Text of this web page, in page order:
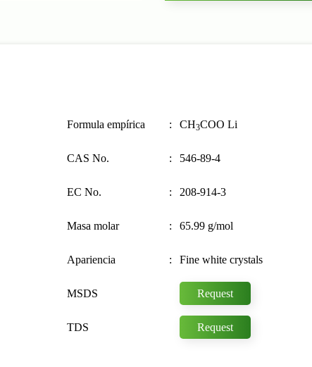
Formula empírica CH3COO Li
CAS No. 546-89-4
EC No. 208-914-3
Masa molar 65.99 g/mol
Apariencia Fine white crystals
MSDS Request
TDS Request